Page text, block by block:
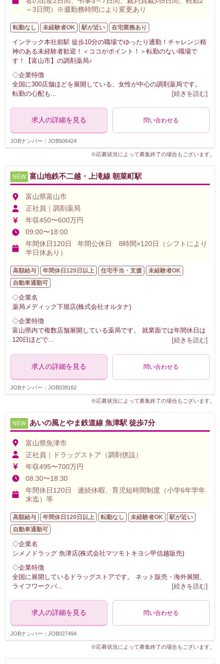
～3日間）※週勤務時間により変更あり
転勤なし 未経験者OK 駅が近い 在宅業務あり
インテック本社前駅 徒歩10分の職場でゆったり通勤！チャレンジ精
神のある未経験者歓迎！＜ココがポイント！＞転勤のない職場で
す！【富山市】の調剤薬局♪
◇企業特徴
全国に300店舗ほどを展開している、女性が中心の調剤薬局です。
転勤の心配も
[続きを読む]
求人の詳細を見る 問い合わせる
JOBナンバー：JOB506424
※応募状況によって募集終了の場合もございます。
NEW 富山地鉄不二越・上滝線 朝菜町駅
富山県富山市
正社員｜調剤薬局
年収450〜600万円
09:00〜18:00
年間休日120日 年間公休日 8時間×120日（シフトにより
半日休あり）
高額給与 年間休日120日以上 住宅手当・支援
未経験者OK
自動車通勤可
◇企業名
薬局メディック下堀店(株式会社オルタナ)
◇企業特徴
富山県内で複数店舗展開している薬局です。 就業面では年間休日は
120日ほどで... [続きを読む]
求人の詳細を見る 問い合わせる
JOBナンバー：JOB039162
※応募状況によって募集終了の場合もございます。
NEW あいの風とやま鉄道線 魚津駅 徒歩7分
富山県魚津市
正社員｜ドラッグストア（調剤併設）
年収495〜700万円
08:30〜18:30
年間休日120日 連続休暇、育児短時間制度（小学6年学年
末迄）等
高額給与 年間休日120日以上 転勤なし 未経験者OK
駅が近い
自動車通勤可
◇企業名
シメノドラッグ 魚津店(株式会社マツモトキヨシ甲信越販売)
◇企業特徴
全国に展開しているドラッグストアです。 ネット販売・海外展開、
ライフワークバ... [続きを読む]
求人の詳細を見る 問い合わせる
JOBナンバー：JOB027494
※応募状況によって募集終了の場合もございます。